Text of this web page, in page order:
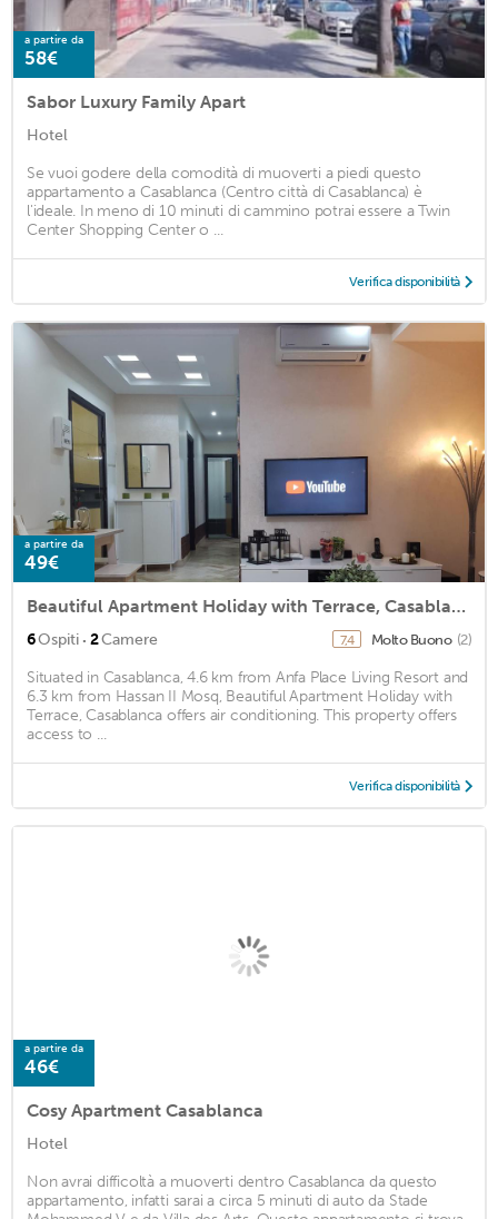
a partire da
58€
Sabor Luxury Family Apart
Hotel
Se vuoi godere della comodità di muoverti a piedi questo
appartamento a Casablanca (Centro città di Casablanca) è
l'ideale. In meno di 10 minuti di cammino potrai essere a Twin
Center Shopping Center o ...
Verifica disponibilità
a partire da
49€
Beautiful Apartment Holiday with Terrace, Casablanca
6Ospiti · 2Camere 7,4 Molto Buono (2)
Situated in Casablanca, 4.6 km from Anfa Place Living Resort and
6.3 km from Hassan II Mosq, Beautiful Apartment Holiday with
Terrace, Casablanca offers air conditioning. This property offers
access to ...
Verifica disponibilità
a partire da
46€
Cosy Apartment Casablanca
Hotel
Non avrai difficoltà a muoverti dentro Casablanca da questo
appartamento, infatti sarai a circa 5 minuti di auto da Stade